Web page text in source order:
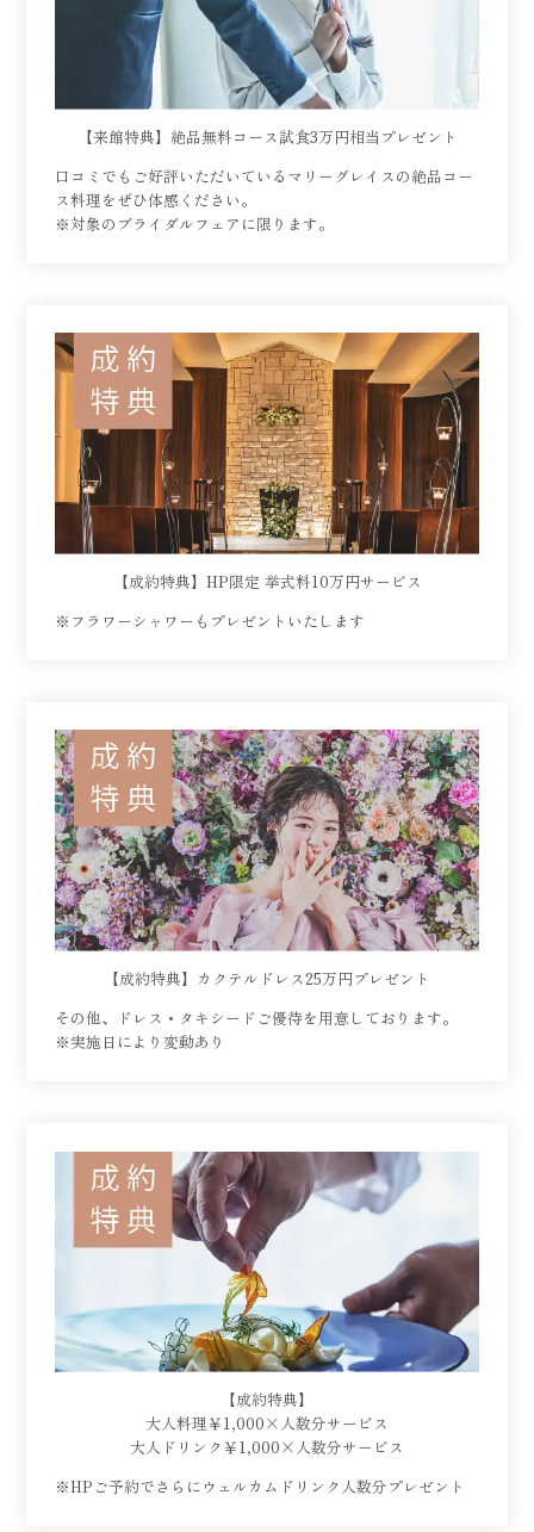
【来館特典】絶品無料コース試食3万円相当プレゼント
口コミでもご好評いただいているマリーグレイスの絶品コー
ス料理をぜひ体感ください。
※対象のブライダルフェアに限ります。
【成約特典】HP限定 挙式料10万円サービス
※フラワーシャワーもプレゼントいたします
【成約特典】カクテルドレス25万円プレゼント
その他、ドレス・タキシードご優待を用意しております。
※実施日により変動あり
【成約特典】
大人料理￥1,000×人数分サービス
大人ドリンク￥1,000×人数分サービス
※HPご予約でさらにウェルカムドリンク人数分プレゼント